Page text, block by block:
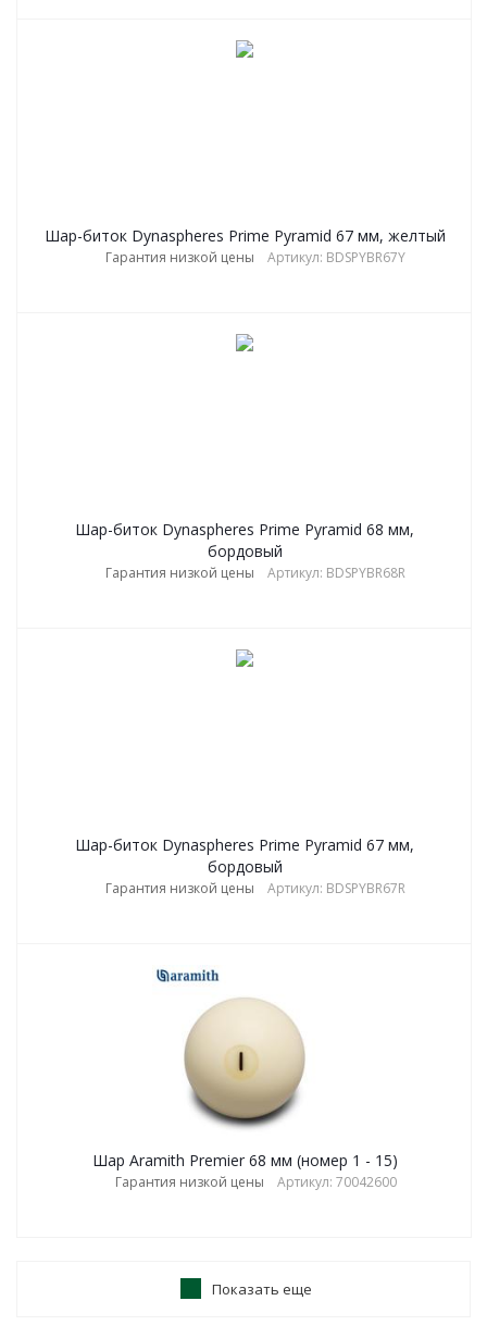
Шар-биток Dynaspheres Prime Pyramid 67 мм, желтый
Гарантия низкой цены Артикул: BDSPYBR67Y
Шар-биток Dynaspheres Prime Pyramid 68 мм,
бордовый
Гарантия низкой цены Артикул: BDSPYBR68R
Шар-биток Dynaspheres Prime Pyramid 67 мм,
бордовый
Гарантия низкой цены Артикул: BDSPYBR67R
Шар Aramith Premier 68 мм (номер 1 - 15)
Гарантия низкой цены Артикул: 70042600
Показать еще